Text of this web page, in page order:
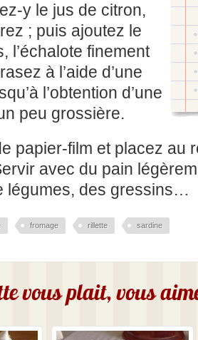
y le jus de citron,
; puis ajoutez le
l’échalote finement
à l’aide d’une
l’obtention d’une
peu grossière.
papier-film et placez au
avec du pain
légumes, des gressins…
fromage rillette sardine
vous plait, vous